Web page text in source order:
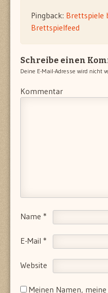
Pingback: Brettspiele
Brettspielfeed
Schreibe einen
Deine E-Mail-Adresse wird nicht
Kommentar
Name *
E-Mail *
Website
Meinen Namen,